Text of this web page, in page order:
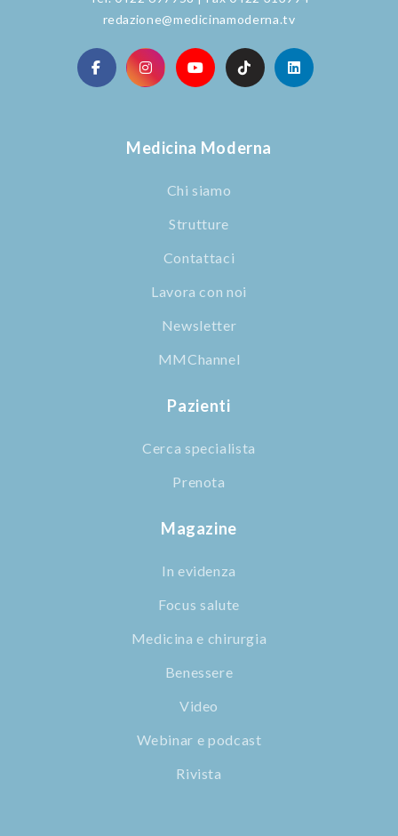
redazione@medicinamoderna.tv
Medicina Moderna
Chi siamo
Strutture
Contattaci
Lavora con noi
Newsletter
MMChannel
Pazienti
Cerca specialista
Prenota
Magazine
In evidenza
Focus salute
Medicina e chirurgia
Benessere
Video
Webinar e podcast
Rivista